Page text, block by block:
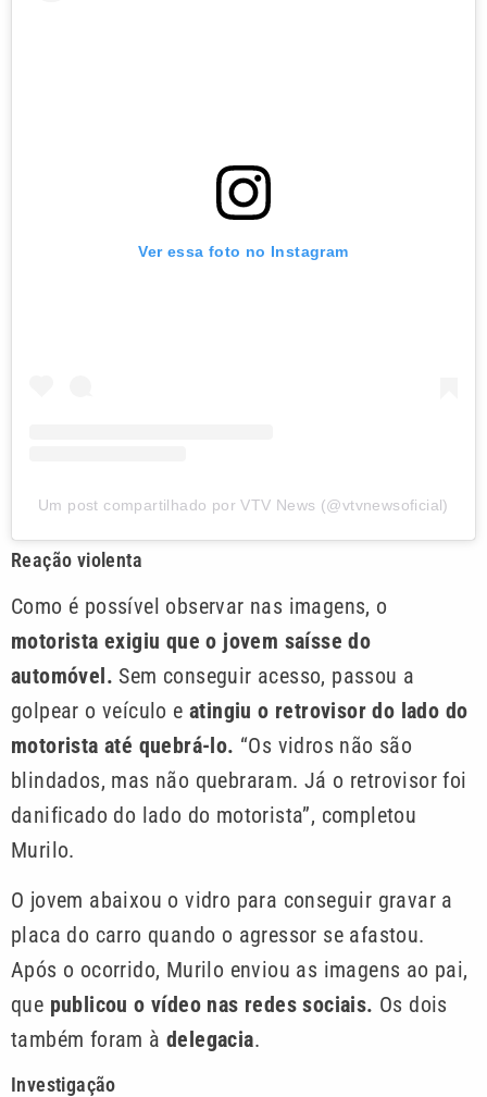
Ver essa foto no Instagram
Um post compartilhado por VTV News (@vtvnewsoficial)
Reação violenta
Como é possível observar nas imagens, o
motorista exigiu que o jovem saísse do
automóvel. Sem conseguir acesso, passou a
golpear o veículo e atingiu o retrovisor do lado do
motorista até quebrá-lo. “Os vidros não são
blindados, mas não quebraram. Já o retrovisor foi
danificado do lado do motorista”, completou
Murilo.
O jovem abaixou o vidro para conseguir gravar a
placa do carro quando o agressor se afastou.
Após o ocorrido, Murilo enviou as imagens ao pai,
que publicou o vídeo nas redes sociais. Os dois
também foram à delegacia.
Investigação